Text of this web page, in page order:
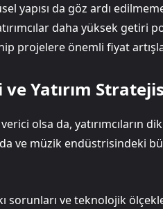
yapısı da göz ardı
daha yüksek getiri
projelere önemli fiyat
Yatırım
olsa da, yatırımcıların
ve müzik endüstrisindeki
sorunları ve teknolojik